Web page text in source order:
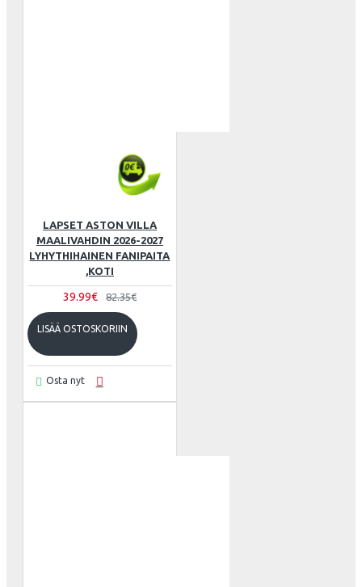
LAPSET ASTON VILLA
MAALIVAHDIN 2026-2027
LYHYTHIHAINEN FANIPAITA
,KOTI
39.99€ 82.35€
LISÄÄ OSTOSKORIIN
Osta nyt